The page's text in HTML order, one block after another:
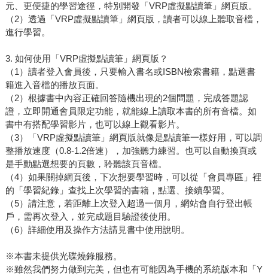
元、更便捷的學習途徑，特別開發「VRP虛擬點讀筆」網頁版。
（2）透過「VRP虛擬點讀筆」網頁版，讀者可以線上聽取音檔，
進行學習。
3. 如何使用「VRP虛擬點讀筆」網頁版？
（1）讀者登入會員後，只要輸入書名或ISBN檢索書籍，點選書
籍進入音檔的播放頁面。
（2）根據書中內容正確回答隨機出現的2個問題，完成答題認
證，立即開通會員限定功能，就能線上讀取本書的所有音檔。如
書中有搭配學習影片，也可以線上觀看影片。
（3）「VRP虛擬點讀筆」網頁版就像是點讀筆一樣好用，可以調
整播放速度（0.8-1.2倍速），加強聽力練習。也可以自動換頁或
是手動點選想要的頁數，聆聽該頁音檔。
（4）如果關掉網頁後，下次想要學習時，可以從「會員專區」裡
的「學習紀錄」查找上次學習的書籍，點選、接續學習。
（5）請注意，若距離上次登入超過一個月，網站會自行登出帳
戶，需再次登入，並完成題目驗證後使用。
（6）詳細使用及操作方法請見書中使用說明。
※本書未提供光碟燒錄服務。
※雖然我們努力做到完美，但也有可能因為手機的系統版本和「Y